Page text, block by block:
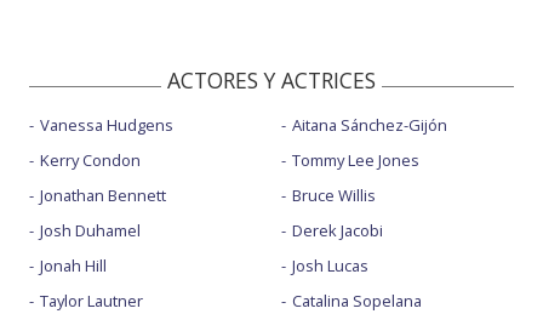
ACTORES Y ACTRICES
Vanessa Hudgens
Kerry Condon
Jonathan Bennett
Josh Duhamel
Jonah Hill
Taylor Lautner
Aitana Sánchez-Gijón
Tommy Lee Jones
Bruce Willis
Derek Jacobi
Josh Lucas
Catalina Sopelana